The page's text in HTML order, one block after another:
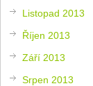
Listopad 2013
Říjen 2013
Září 2013
Srpen 2013